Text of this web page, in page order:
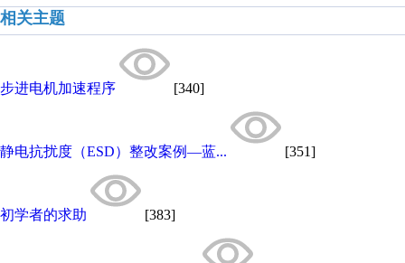
相关主题
步进电机加速程序 [340]
静电抗扰度（ESD）整改案例—蓝... [351]
初学者的求助 [383]